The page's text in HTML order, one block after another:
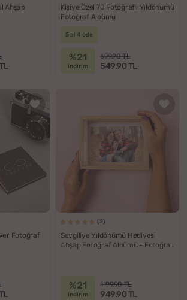
Ahşap
Kişiye Özel 70 Fotoğraflı Yıldönümü
Fotoğraf Albümü
5 al 4 öde
%21
indirim
699.90 TL
549.90 TL
Fotoğraf
(2)
Sevgiliye Yıldönümü Hediyesi
Ahşap Fotoğraf Albümü - Fotoğraf
%21
indirim
1199.90 TL
949.90 TL